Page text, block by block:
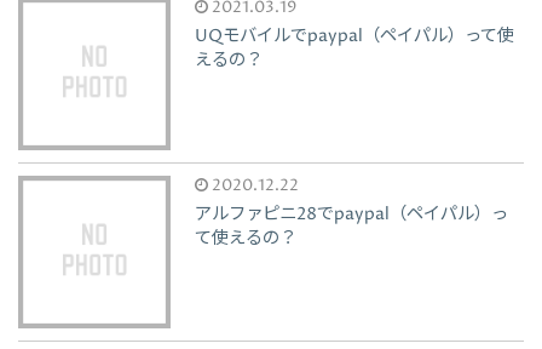
2021.03.19
UQモバイルでpaypal（ペイパル）って使
えるの？
2020.12.22
アルファピニ28でpaypal（ペイパル）っ
て使えるの？